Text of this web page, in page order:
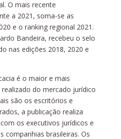
O mais recente
a 2021, soma-se as
e o ranking regional 2021.
Bandeira, recebeu o selo
nas edições 2018, 2020 e
é o maior e mais
do mercado jurídico
são os escritórios e
a publicação realiza
os executivos jurídicos e
companhias brasileiras. Os